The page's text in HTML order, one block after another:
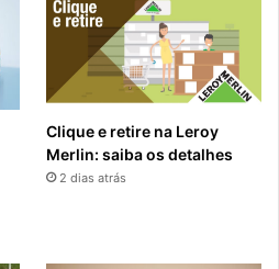
Clique e retire na Leroy
Merlin: saiba os detalhes
2 dias atrás